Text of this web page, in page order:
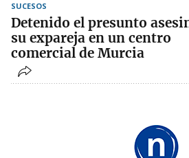
SUCESOS
Detenido el presunto
su expareja en un centro
comercial de Murcia